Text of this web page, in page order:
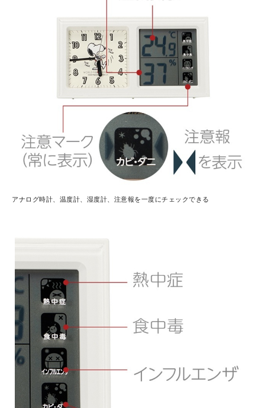
アナログ時計、温度計、湿度計、注意報を一度にチェックできる